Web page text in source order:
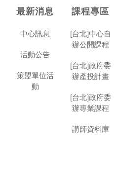
最新消息
中心訊息
活動公告
策盟單位活
動
課程專區
[台北]中心自
辦公開課程
[台北]政府委
辦產投計畫
[台北]政府委
辦專業課程
講師資料庫